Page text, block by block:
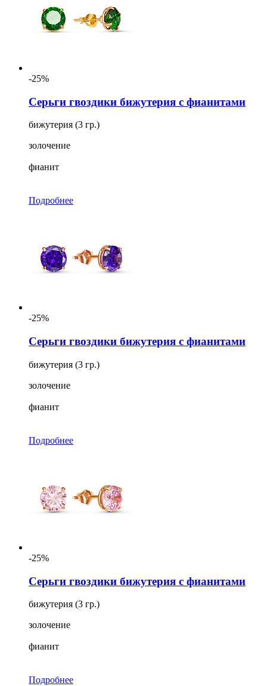
-25%
Серьги гвоздики бижутерия с фианитами
бижутерия (3 гр.)
золочение
фианит
Подробнее
-25%
Серьги гвоздики бижутерия с фианитами
бижутерия (3 гр.)
золочение
фианит
Подробнее
-25%
Серьги гвоздики бижутерия с фианитами
бижутерия (3 гр.)
золочение
фианит
Подробнее